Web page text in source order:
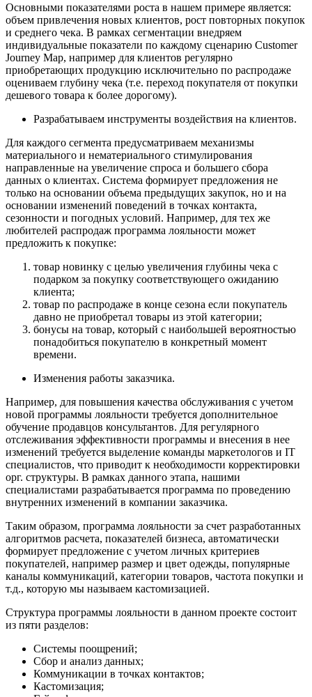
Основными показателями роста в нашем примере является:
объем привлечения новых клиентов, рост повторных покупок
и среднего чека. В рамках сегментации внедряем
индивидуальные показатели по каждому сценарию Customer
Journey Map, например для клиентов регулярно
приобретающих продукцию исключительно по распродаже
оцениваем глубину чека (т.е. переход покупателя от покупки
дешевого товара к более дорогому).
Разрабатываем инструменты воздействия на клиентов.
Для каждого сегмента предусматриваем механизмы
материального и нематериального стимулирования
направленные на увеличение спроса и большего сбора
данных о клиентах. Система формирует предложения не
только на основании объема предыдущих закупок, но и на
основании изменений поведений в точках контакта,
сезонности и погодных условий. Например, для тех же
любителей распродаж программа лояльности может
предложить к покупке:
товар новинку с целью увеличения глубины чека с
подарком за покупку соответствующего ожиданию
клиента;
товар по распродаже в конце сезона если покупатель
давно не приобретал товары из этой категории;
бонусы на товар, который с наибольшей вероятностью
понадобиться покупателю в конкретный момент
времени.
Изменения работы заказчика.
Например, для повышения качества обслуживания с учетом
новой программы лояльности требуется дополнительное
обучение продавцов консультантов. Для регулярного
отслеживания эффективности программы и внесения в нее
изменений требуется выделение команды маркетологов и IT
специалистов, что приводит к необходимости корректировки
орг. структуры. В рамках данного этапа, нашими
специалистами разрабатывается программа по проведению
внутренних изменений в компании заказчика.
Таким образом, программа лояльности за счет разработанных
алгоритмов расчета, показателей бизнеса, автоматически
формирует предложение с учетом личных критериев
покупателей, например размер и цвет одежды, популярные
каналы коммуникаций, категории товаров, частота покупки и
т.д., которую мы называем кастомизацией.
Структура программы лояльности в данном проекте состоит
из пяти разделов:
Системы поощрений;
Сбор и анализ данных;
Коммуникации в точках контактов;
Кастомизация;